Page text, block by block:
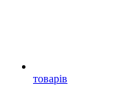
товарів